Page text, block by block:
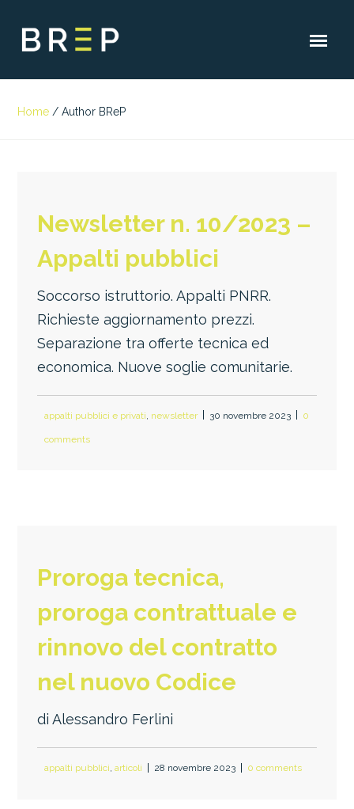
Home / Author BReP
Newsletter n. 10/2023 –
Appalti pubblici
Soccorso istruttorio. Appalti PNRR.
Richieste aggiornamento prezzi.
Separazione tra offerte tecnica ed
economica. Nuove soglie comunitarie.
appalti pubblici e privati, newsletter 30 novembre 2023 0
comments
Proroga tecnica,
proroga contrattuale e
rinnovo del contratto
nel nuovo Codice
di Alessandro Ferlini
appalti pubblici, articoli 28 novembre 2023 0 comments